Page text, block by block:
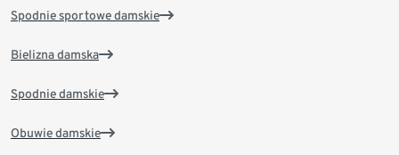
Spodnie sportowe damskie
Bielizna damska
Spodnie damskie
Obuwie damskie